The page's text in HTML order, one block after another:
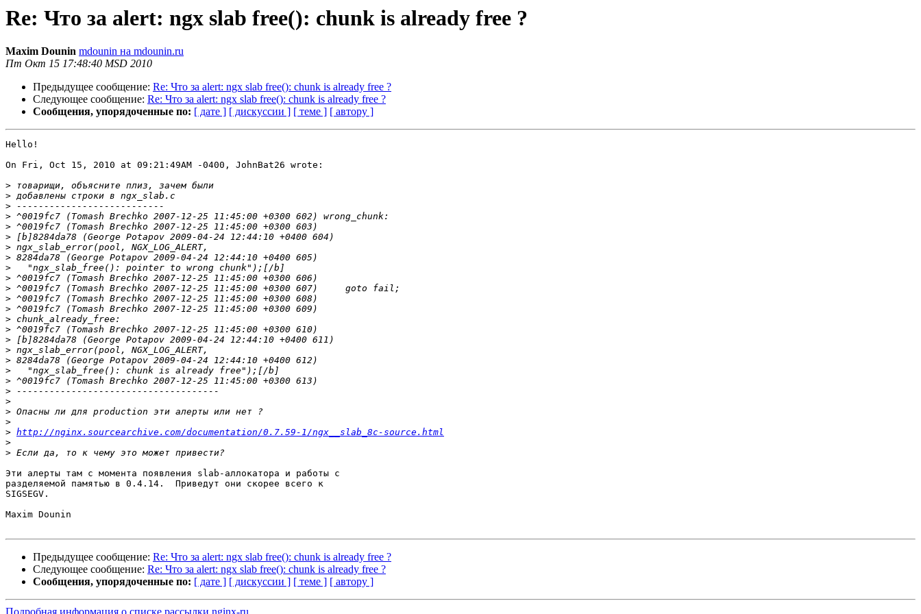
Re: Что за alert: ngx slab free(): chunk is already free ?
Maxim Dounin mdounin на mdounin.ru
Пт Окт 15 17:48:40 MSD 2010
Предыдущее сообщение: Re: Что за alert: ngx slab free(): chunk is already free ?
Следующее сообщение: Re: Что за alert: ngx slab free(): chunk is already free ?
Сообщения, упорядоченные по: [ дате ] [ дискуссии ] [ теме ] [ автору ]
Hello!
On Fri, Oct 15, 2010 at 09:21:49AM -0400, JohnBat26 wrote:
>
>
>
>
>
>
>
>
>
>
>
>
>
>
>
>
>
>
>
>
>
>
>
>
> http://nginx.sourcearchive.com/documentation/0.7.59-1/ngx__slab_8c-source.html
>
>
Эти алерты там с момента появления slab-аллокатора и работы с
разделяемой памятью в 0.4.14.  Приведут они скорее всего к
SIGSEGV.
Maxim Dounin
Предыдущее сообщение: Re: Что за alert: ngx slab free(): chunk is already free ?
Следующее сообщение: Re: Что за alert: ngx slab free(): chunk is already free ?
Сообщения, упорядоченные по: [ дате ] [ дискуссии ] [ теме ] [ автору ]